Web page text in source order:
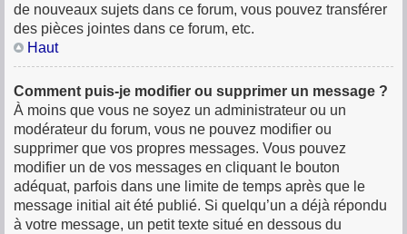
de nouveaux sujets dans ce forum, vous pouvez transférer
des pièces jointes dans ce forum, etc.
Haut
Comment puis-je modifier ou supprimer un message ?
À moins que vous ne soyez un administrateur ou un
modérateur du forum, vous ne pouvez modifier ou
supprimer que vos propres messages. Vous pouvez
modifier un de vos messages en cliquant le bouton
adéquat, parfois dans une limite de temps après que le
message initial ait été publié. Si quelqu’un a déjà répondu
à votre message, un petit texte situé en dessous du